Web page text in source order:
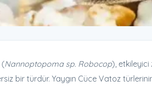
(Nannoptopoma sp. Robocop), etkileyici
bir türdür. Yaygın Cüce Vatoz